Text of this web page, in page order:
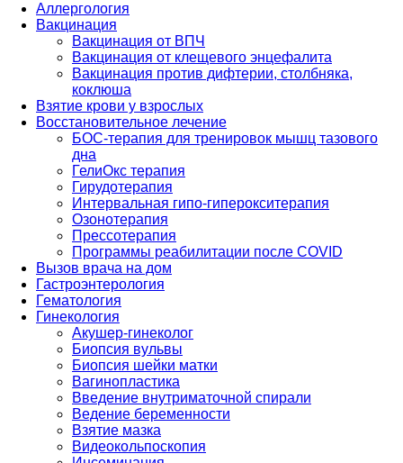
Аллергология
Вакцинация
Вакцинация от ВПЧ
Вакцинация от клещевого энцефалита
Вакцинация против дифтерии, столбняка,
коклюша
Взятие крови у взрослых
Восстановительное лечение
БОС-терапия для тренировок мышц тазового
дна
ГелиОкс терапия
Гирудотерапия
Интервальная гипо-гиперокситерапия
Озонотерапия
Прессотерапия
Программы реабилитации после СOVID
Вызов врача на дом
Гастроэнтерология
Гематология
Гинекология
Акушер-гинеколог
Биопсия вульвы
Биопсия шейки матки
Вагинопластика
Введение внутриматочной спирали
Ведение беременности
Взятие мазка
Видеокольпоскопия